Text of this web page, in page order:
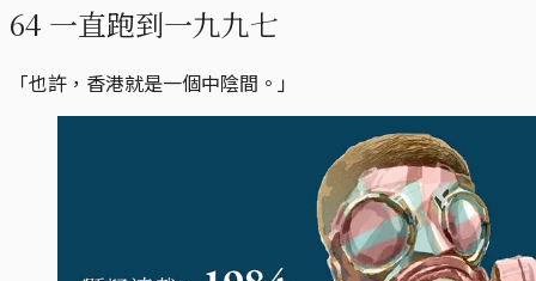
64 一直跑到一九九七
「也許，香港就是一個中陰間。」